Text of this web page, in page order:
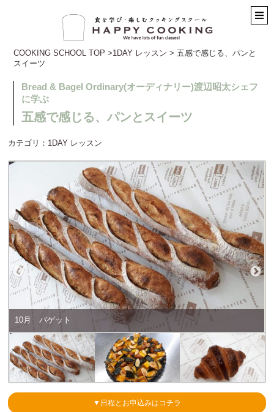
COOKING SCHOOL TOP >1DAY レッスン > 五感で感じる、パンと
スイーツ
Bread & Bagel Ordinary(オーディナリー)渡辺昭太シェフ
に学ぶ
五感で感じる、パンとスイーツ
カテゴリ： 1DAY レッスン
10月 バゲット
▼日程とお申込みはコチラ